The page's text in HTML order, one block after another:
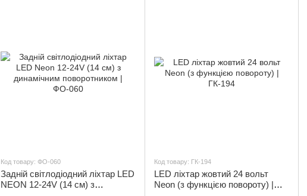
Код товару: ФО-060
Задній світлодіодний ліхтар LED
NEON 12-24V (14 см) з
Код товару: ГК-194
LED ліхтар жовтий 24 вольт
Neon (з функцією повороту) |